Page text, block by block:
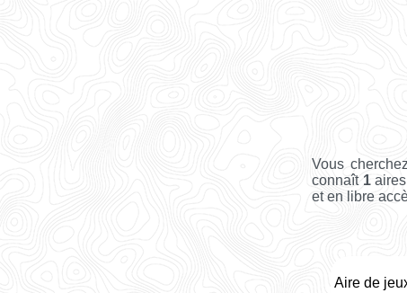
Vous
connaît 1aires
et en libre
Aire de